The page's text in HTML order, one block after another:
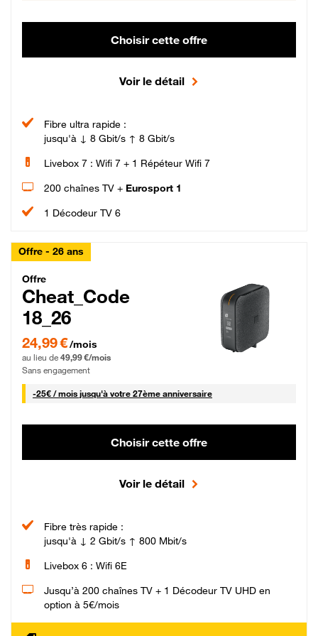
Choisir cette offre
Voir le détail
Fibre ultra rapide :
jusqu'à ↓ 8 Gbit/s ↑ 8 Gbit/s
Livebox 7 : Wifi 7 + 1 Répéteur Wifi 7
200 chaînes TV + Eurosport 1
1 Décodeur TV 6
Offre - 26 ans
Cheat_Code Fibre_18_26
Offre
Cheat_Code
18_26
24,99 € par mois pendant 0 mois puis 49,99 € par mois, Sans engagement
24,99 €/mois
au lieu de 49,99 €/mois
Sans engagement
-25€ / mois25 € par mois
jusqu'à votre 27ème anniversaire
Choisir cette offre
Voir le détail
Fibre très rapide :
jusqu'à ↓ 2 Gbit/s ↑ 800 Mbit/s
Livebox 6 : Wifi 6E
Jusqu’à 200 chaînes TV + 1 Décodeur TV UHD en
option à 5€/mois